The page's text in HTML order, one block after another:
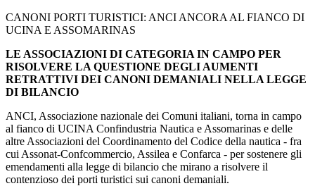
CANONI PORTI TURISTICI: ANCI ANCORA AL FIANCO DI
UCINA E ASSOMARINAS
LE ASSOCIAZIONI DI CATEGORIA IN CAMPO PER
RISOLVERE LA QUESTIONE DEGLI AUMENTI
RETRATTIVI DEI CANONI DEMANIALI NELLA LEGGE
DI BILANCIO
ANCI, Associazione nazionale dei Comuni italiani, torna in campo
al fianco di UCINA Confindustria Nautica e Assomarinas e delle
altre Associazioni del Coordinamento del Codice della nautica - fra
cui Assonat-Confcommercio, Assilea e Confarca - per sostenere gli
emendamenti alla legge di bilancio che mirano a risolvere il
contenzioso dei porti turistici sui canoni demaniali.